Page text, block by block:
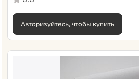
Авторизуйтесь, чтобы купить